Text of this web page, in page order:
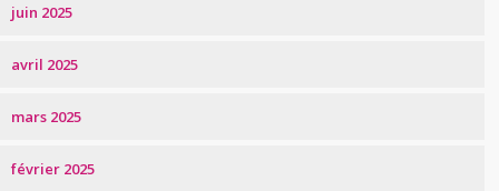
juin 2025
avril 2025
mars 2025
février 2025